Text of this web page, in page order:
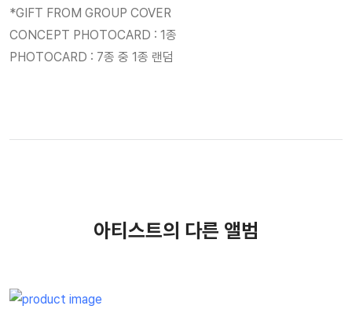
*GIFT FROM GROUP COVER
CONCEPT PHOTOCARD : 1종
PHOTOCARD : 7종 중 1종 랜덤
아티스트의 다른 앨범